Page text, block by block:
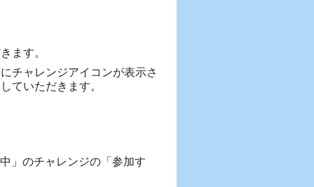
ます。
チャレンジアイコンが表示さ
ていただきます。
」のチャレンジの「参加す